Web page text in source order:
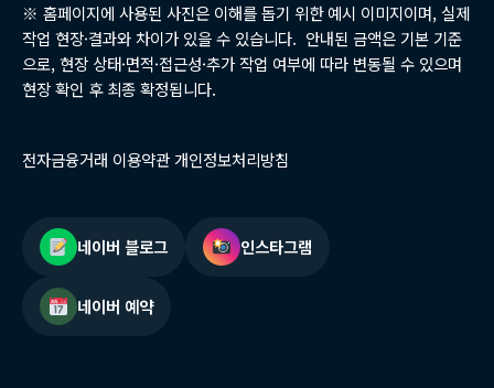
※ 홈페이지에 사용된 사진은 이해를 돕기 위한 예시 이미지이며, 실제
작업 현장·결과와 차이가 있을 수 있습니다. 안내된 금액은 기본 기준
으로, 현장 상태·면적·접근성·추가 작업 여부에 따라 변동될 수 있으며
현장 확인 후 최종 확정됩니다.
전자금융거래 이용약관 개인정보처리방침
네이버 블로그 인스타그램
네이버 예약